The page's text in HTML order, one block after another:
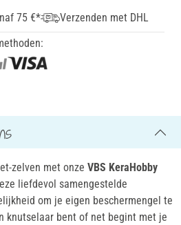
75 €*
Verzenden met DHL
zelven met onze VBS KeraHobby
liefdevol samengestelde
om je eigen beschermengel te
knutselaar bent of net begint met je